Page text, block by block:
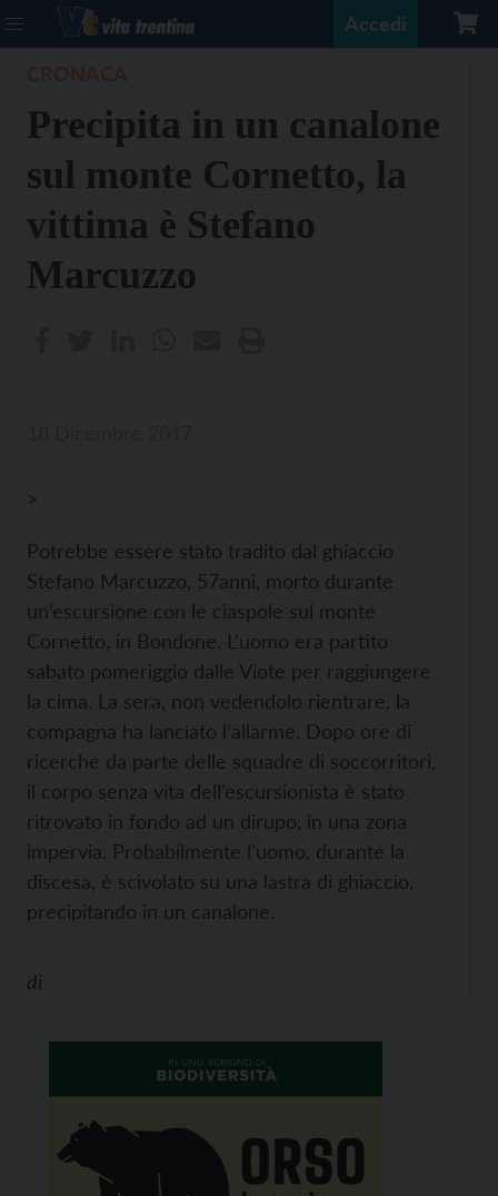
Accedi
Precipita in un canalone
sul monte Cornetto, la
vittima è Stefano
Marcuzzo
>
Potrebbe essere stato tradito dal ghiaccio
Stefano Marcuzzo, 57anni, morto durante
un’escursione con le ciaspole sul monte
Cornetto, in Bondone. L’uomo era partito
sabato pomeriggio dalle Viote per raggiungere
la cima. La sera, non vedendolo rientrare, la
compagna ha lanciato l’allarme. Dopo ore di
ricerche da parte delle squadre di soccorritori,
il corpo senza vita dell’escursionista è stato
ritrovato in fondo ad un dirupo, in una zona
impervia. Probabilmente l’uomo, durante la
discesa, è scivolato su una lastra di ghiaccio,
precipitando in un canalone.
di